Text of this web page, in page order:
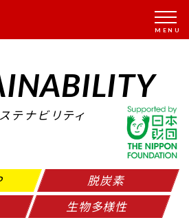
テナビリティ
脱炭素
生物多様性